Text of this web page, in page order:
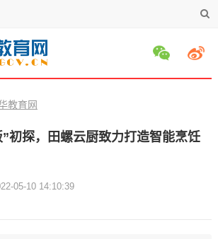
教育网
初探，田螺云厨致力打造智能烹饪
05-10 14:10:39